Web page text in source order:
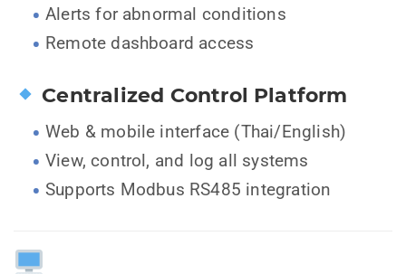
Alerts for abnormal conditions
Remote dashboard access
Centralized Control Platform
Web & mobile interface (Thai/English)
View, control, and log all systems
Supports Modbus RS485 integration